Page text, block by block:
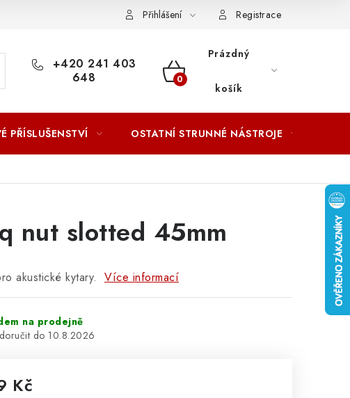
ZPRACOVÁNÍ OSOBNÍCH ÚDAJŮ
Přihlášení Registrace
+420 241 403
648
NÁKUPNÍ
Prázdný
košík
PŘÍSLUŠENSTVÍ OSTATNÍ STRUNNÉ NÁSTROJE
nut slotted 45mm
akustické kytary. Více informací
na prodejně
10.8.2026
Kč